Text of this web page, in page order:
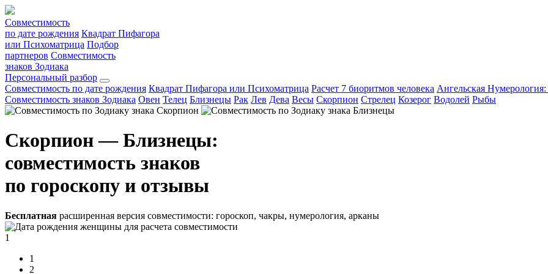
Совместимость
по дате рождения Квадрат Пифагора
или Психоматрица Подбор
партнеров Совместимость
знаков Зодиака
Персональный разбор
Совместимость по дате рождения Квадрат Пифагора или Психоматрица Расчет 7 биоритмов человека Ангельская
Совместимость знаков Зодиака Овен Телец Близнецы Рак Лев Дева Весы Скорпион Стрелец Козерог Водолей Рыбы
Скорпион — Близнецы:
совместимость знаков
по гороскопу и отзывы
Бесплатная расширенная версия совместимости: гороскоп, чакры, нумерология, арканы
1
1
2